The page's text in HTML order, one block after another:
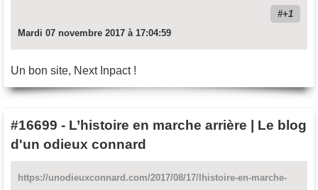
+1
Mardi 07 novembre 2017 à 17:04:59
Un bon site, Next Inpact !
#16699 - L’histoire en marche arrière | Le blog
d'un odieux connard
https://unodieuxconnard.com/2017/08/17/lhistoire-en-marche-